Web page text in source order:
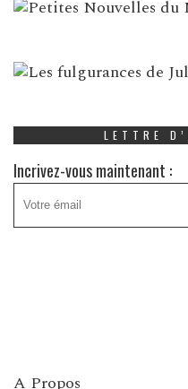
LETTRE
Incrivez-vous maintenant :
A Propos